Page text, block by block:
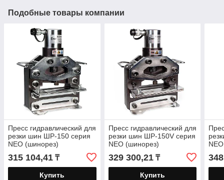
Подобные товары компании
Пресс гидравлический для
резки шин ШР-150 серия
NEO (шинорез)
гильотинный с прямым
лезвием
315 104,41 ₸
Купить
Пресс гидравлический для
резки шин ШР-150V серия
NEO (шинорез)
гильотинный с V-
образным лезвием
329 300,21₸
Купить